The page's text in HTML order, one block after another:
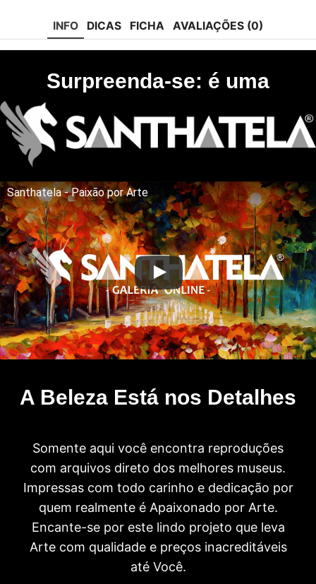
INFO DICAS FICHA AVALIAÇÕES (0)
Surpreenda-se: é uma
Santhatela - Paixão por Arte
A Beleza Está nos Detalhes
Somente aqui você encontra reproduções
com arquivos direto dos melhores museus.
Impressas com todo carinho e dedicação por
quem realmente é Apaixonado por Arte.
Encante-se por este lindo projeto que leva
Arte com qualidade e preços inacreditáveis
até Você.